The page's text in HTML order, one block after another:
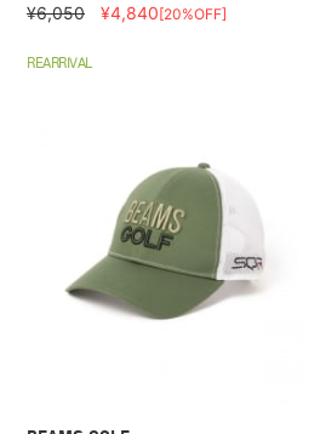
¥6,050 ¥4,840[20%OFF]
REARRIVAL